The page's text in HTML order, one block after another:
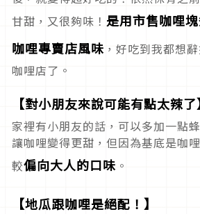
甘甜，又很夠味！ 是用市售咖哩
咖哩專賣店風味 ，好吃到我都想
咖哩店了。
【對小朋友來說可能有點太辣了
家裡有小朋友的話，可以多加一點
讓咖哩變得更甜，但因為基底是咖
較偏向大人的口味 。
【地瓜跟咖哩是絕配！】